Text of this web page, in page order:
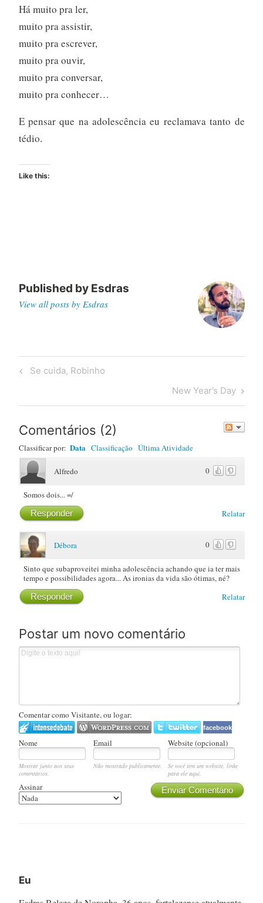
Há muito pra ler,
muito pra assistir,
muito pra escrever,
muito pra ouvir,
muito pra conversar,
muito pra conhecer…
E pensar que na adolescência eu reclamava tanto de
tédio.
Like this:
Published by Esdras
View all posts by Esdras
Post
Previous
Se cuida, Robinho
Next
Post
New Year’s Day
Comentários (2)
Classificar por: Data Classificação Última Atividade
0
Alfredo
Somos dois... =/
Relatar
Responder
0
Débora
Sinto que subaproveitei minha adolescência achando que ia ter mais
tempo e possibilidades agora... As ironias da vida são ótimas, né?
Relatar
Responder
Postar um novo comentário
Comentar como Visitante, ou logar:
facebook
Nome Email Website (opcional)
Mostrar junto aos seus
comentários.
Não mostrado publicamente.
Se você tem um website, linke
para ele aqui.
Enviar Comentário
Assinar
Eu